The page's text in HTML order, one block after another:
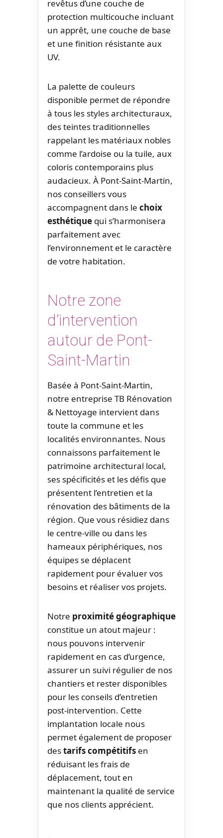
revêtus d’une couche de
protection multicouche incluant
un apprêt, une couche de base
et une finition résistante aux
UV.
La palette de couleurs
disponible permet de répondre
à tous les styles architecturaux,
des teintes traditionnelles
rappelant les matériaux nobles
comme l’ardoise ou la tuile, aux
coloris contemporains plus
audacieux. À Pont-Saint-Martin,
nos conseillers vous
accompagnent dans le choix
esthétique qui s’harmonisera
parfaitement avec
l’environnement et le caractère
de votre habitation.
Notre zone
d’intervention
autour de Pont-
Saint-Martin
Basée à Pont-Saint-Martin,
notre entreprise TB Rénovation
& Nettoyage intervient dans
toute la commune et les
localités environnantes. Nous
connaissons parfaitement le
patrimoine architectural local,
ses spécificités et les défis que
présentent l’entretien et la
rénovation des bâtiments de la
région. Que vous résidiez dans
le centre-ville ou dans les
hameaux périphériques, nos
équipes se déplacent
rapidement pour évaluer vos
besoins et réaliser vos projets.
Notre proximité géographique
constitue un atout majeur :
nous pouvons intervenir
rapidement en cas d’urgence,
assurer un suivi régulier de nos
chantiers et rester disponibles
pour les conseils d’entretien
post-intervention. Cette
implantation locale nous
permet également de proposer
destarifs compétitifs en
réduisant les frais de
déplacement, tout en
maintenant la qualité de service
que nos clients apprécient.